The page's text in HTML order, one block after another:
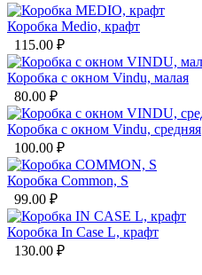
Коробка Medio, крафт
115.00 ₽
Коробка с окном Vindu, малая
80.00 ₽
Коробка с окном Vindu, средняя
100.00 ₽
Коробка Common, S
99.00 ₽
Коробка In Case L, крафт
130.00 ₽